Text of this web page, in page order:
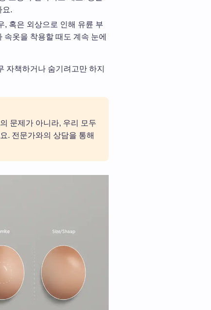
요.
, 혹은 외상으로 인해 유륜 부
옷을 착용할 때도 계속 눈에
자책하거나 숨기려고만 하지
문제가 아니라, 우리 모두
. 전문가와의 상담을 통해